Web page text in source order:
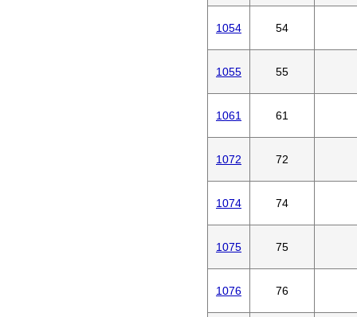
1054 54
1055 55
1061 61
1072 72
1074 74
1075 75
1076 76